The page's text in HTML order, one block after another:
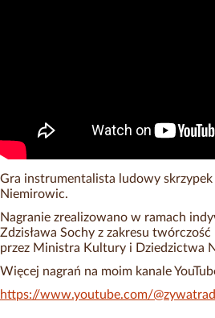
Gra instrumentalista ludowy
Niemirowic.
Nagranie zrealizowano w ramach
Zdzisława Sochy z zakresu
przez Ministra Kultury i Dziedzictwa
Więcej nagrań na moim kanale
https://www.youtube.com/